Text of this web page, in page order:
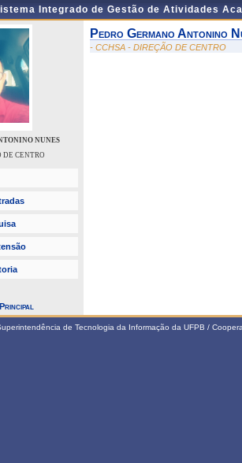
Integrado de Gestão de Atividades
NUNES
DE CENTRO
Pedro Germano Antonino
- CCHSA - DIREÇÃO DE CENTRO
de Tecnologia da Informação da UFPB /